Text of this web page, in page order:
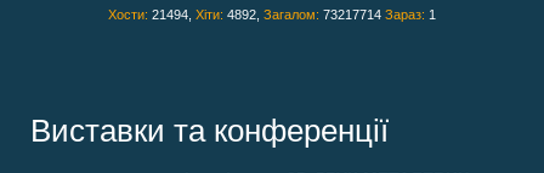
Хости: 21494, Хіти: 4892, Загалом: 73217714 Зараз: 1
Виставки та конференції